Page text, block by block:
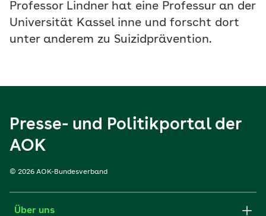
Professor Lindner hat eine Professur an der
Universität Kassel inne und forscht dort
unter anderem zu Suizidprävention.
Presse- und Politikportal der
AOK
© 2026 AOK-Bundesverband
Über uns